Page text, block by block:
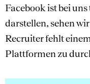
Facebook ist bei
darstellen, sehen
Recruiter fehlt
Plattformen zu